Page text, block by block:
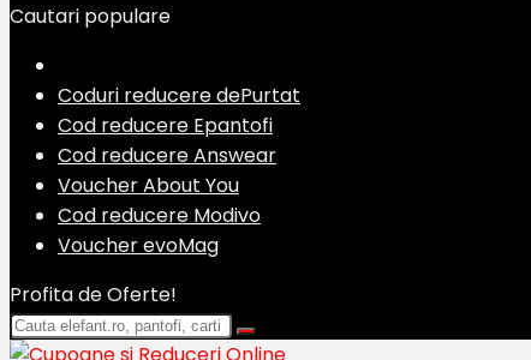
Cautari populare
Coduri reducere dePurtat
Cod reducere Epantofi
Cod reducere Answear
Voucher About You
Cod reducere Modivo
Voucher evoMag
Profita de Oferte!